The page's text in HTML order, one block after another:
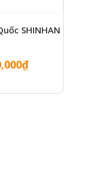
SHINHAN
₫Giá
tại